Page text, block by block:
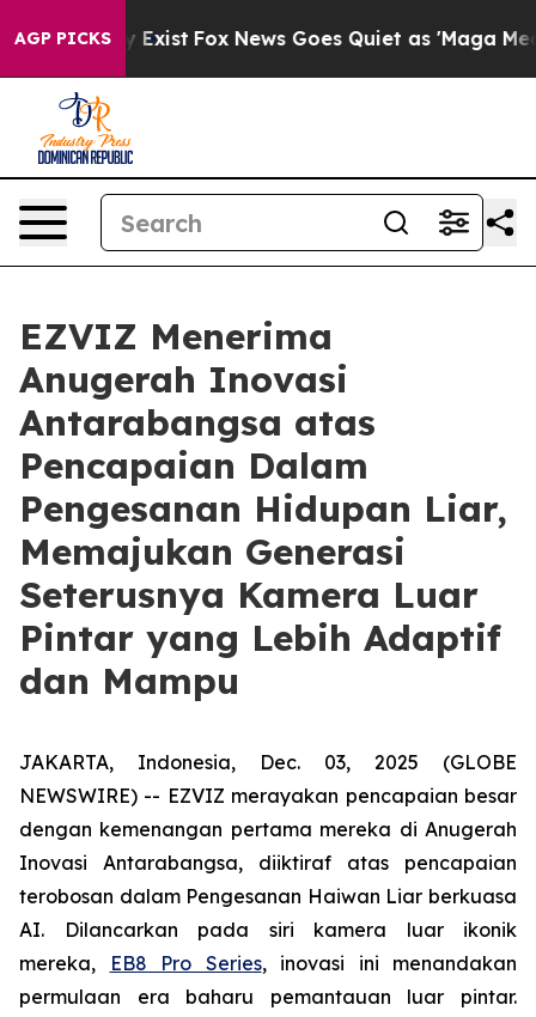
AGP PICKS
They Exist Fox News Goes Quiet as 'Maga Media
EZVIZ Menerima
Anugerah Inovasi
Antarabangsa atas
Pencapaian Dalam
Pengesanan Hidupan Liar,
Memajukan Generasi
Seterusnya Kamera Luar
Pintar yang Lebih Adaptif
dan Mampu
JAKARTA, Indonesia, Dec. 03, 2025 (GLOBE
NEWSWIRE) -- EZVIZ merayakan pencapaian besar
dengan kemenangan pertama mereka di Anugerah
Inovasi Antarabangsa, diiktiraf atas pencapaian
terobosan dalam Pengesanan Haiwan Liar berkuasa
AI. Dilancarkan pada siri kamera luar ikonik
mereka,
EB8 Pro Series, inovasi ini menandakan
permulaan era baharu pemantauan luar pintar.